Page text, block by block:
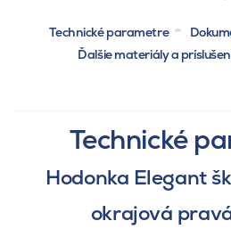
Technické parametre
Ďalšie materiály a
Technické
Hodonka Elegant
okrajová